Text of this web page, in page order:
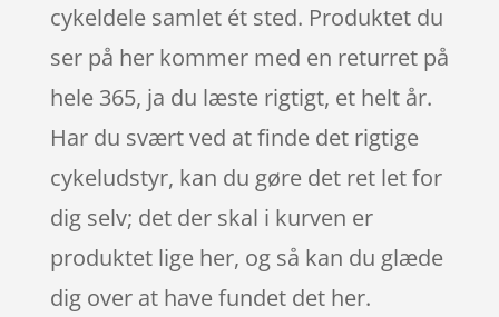
cykeldele samlet ét sted. Produktet du
ser på her kommer med en returret på
hele 365, ja du læste rigtigt, et helt år.
Har du svært ved at finde det rigtige
cykeludstyr, kan du gøre det ret let for
dig selv; det der skal i kurven er
produktet lige her, og så kan du glæde
dig over at have fundet det her.